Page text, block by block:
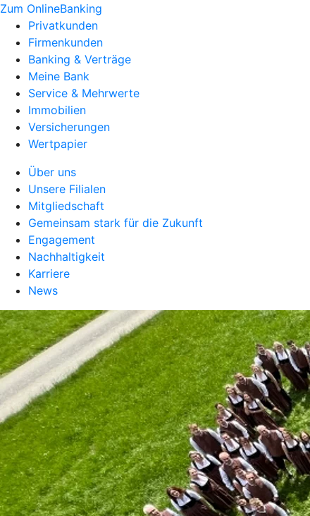
Zum OnlineBanking
Privatkunden
Firmenkunden
Banking & Verträge
Meine Bank
Service & Mehrwerte
Immobilien
Versicherungen
Wertpapier
Über uns
Unsere Filialen
Mitgliedschaft
Gemeinsam stark für die Zukunft
Engagement
Nachhaltigkeit
Karriere
News